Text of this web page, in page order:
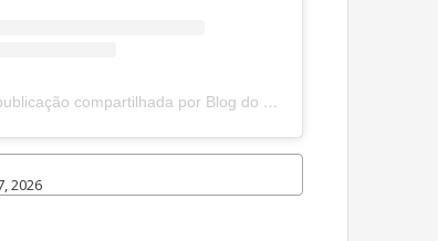
Uma publicação compartilhada por Blog do João Marcolino (@joaomarcolinoneto)
2026